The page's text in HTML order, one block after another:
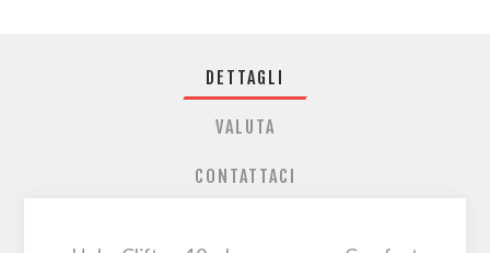
DETTAGLI
VALUTA
CONTATTACI